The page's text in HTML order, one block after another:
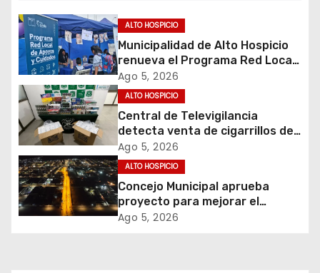
i
ó
n
d
e
e
n
t
ALTO HOSPICIO
Municipalidad de Alto Hospicio
renueva el Programa Red Local
de Apoyos y Cuidados
Ago 5, 2026
ALTO HOSPICIO
Central de Televigilancia
detecta venta de cigarrillos de
contrabando y permite
incautación de más de 3 mil
cajetillas
Ago 5, 2026
ALTO HOSPICIO
Concejo Municipal aprueba
proyecto para mejorar el
alumbrado público del sector El
Ago 5, 2026